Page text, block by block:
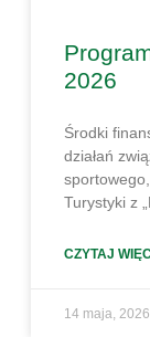
2026
Środki
działań
Turystyki z
CZYTAJ
14 maja, 2026